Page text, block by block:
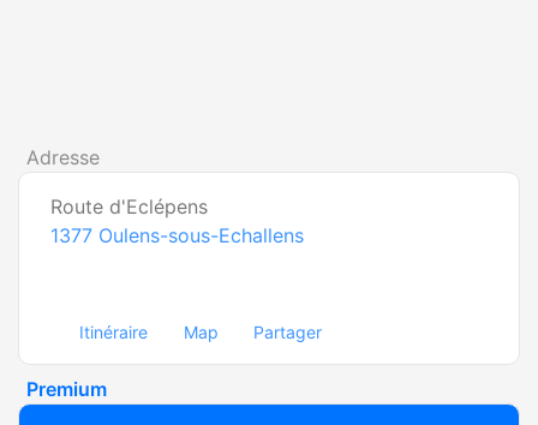
Adresse
Route d'Eclépens
1377 Oulens-sous-Echallens
Itinéraire Map Partager
Premium